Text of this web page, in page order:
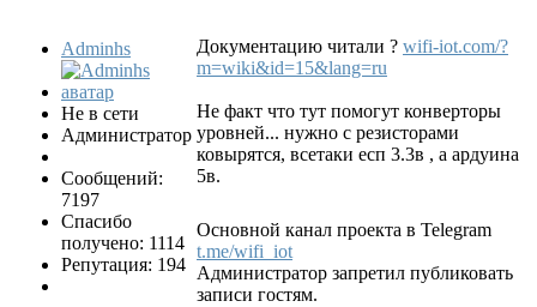
Adminhs
Не в сети
Администратор
Сообщений:
7197
Спасибо
получено: 1114
Репутация: 194
Документацию читали ? wifi-iot.com/?
m=wiki&id=15&lang=ru
Не факт что тут помогут конверторы
уровней... нужно с резисторами
ковырятся, всетаки есп 3.3в , а ардуина
5в.
Основной канал проекта в Telegram
t.me/wifi_iot
Администратор запретил публиковать
записи гостям.